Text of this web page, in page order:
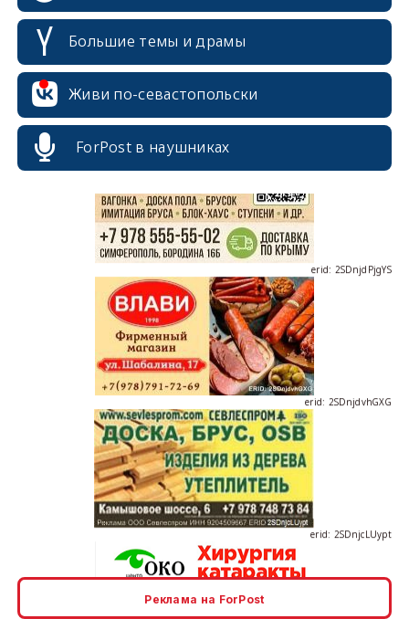
Большие темы и драмы
Живи по-севастопольски
ForPost в наушниках
erid: 2SDnjcrDNw6
erid: 2SDnjdvhGXG
erid: 2SDnjcrDNw6
Реклама на ForPost